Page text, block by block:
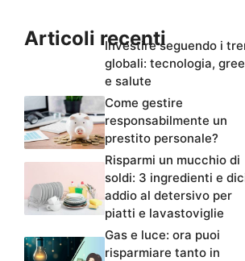
Articoli recentiInvestire seguendo i
globali: tecnologia,
e salute
Come gestire
responsabilmente un
prestito personale?
Risparmi un mucchio di
soldi: 3 ingredienti e
addio al detersivo per
piatti e lavastoviglie
Gas e luce: ora puoi
risparmiare tanto in